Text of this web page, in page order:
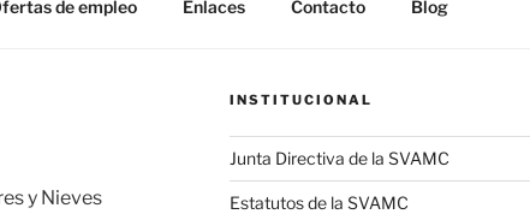
de empleo Enlaces Contacto Blog
y Nieves
INSTITUCIONAL
Junta Directiva de la SVAMC
Estatutos de la SVAMC